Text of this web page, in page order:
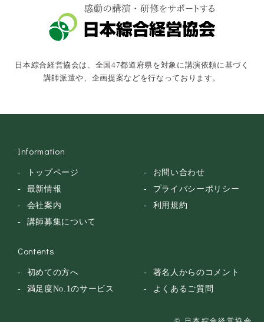
キャスター・アナウンサー
俳優・タレント・モデル
落語・講談・色物
安全大会
日本綜合経営協会は、全国47都道府県を対象に講演依頼に基づく
講師派遣や、企画提案などを行なっております。
Information
トップページ
最新情報
会社案内
講師募集について
お問い合わせ
プライバシーポリシー
利用規約
Contents
初めての方へ
満足度No.1のサービス
著名人からのコメント
よくあるご質問